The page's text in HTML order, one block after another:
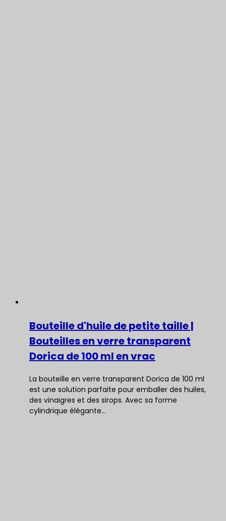
Bouteille d'huile de petite taille |
Bouteilles en verre transparent
Dorica de 100 ml en vrac
La bouteille en verre transparent Dorica de 100 ml
est une solution parfaite pour emballer des huiles,
des vinaigres et des sirops. Avec sa forme
cylindrique élégante…